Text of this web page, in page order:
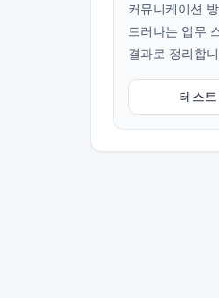
커뮤니케이션
드러나는 업무
결과로 정리합
테스